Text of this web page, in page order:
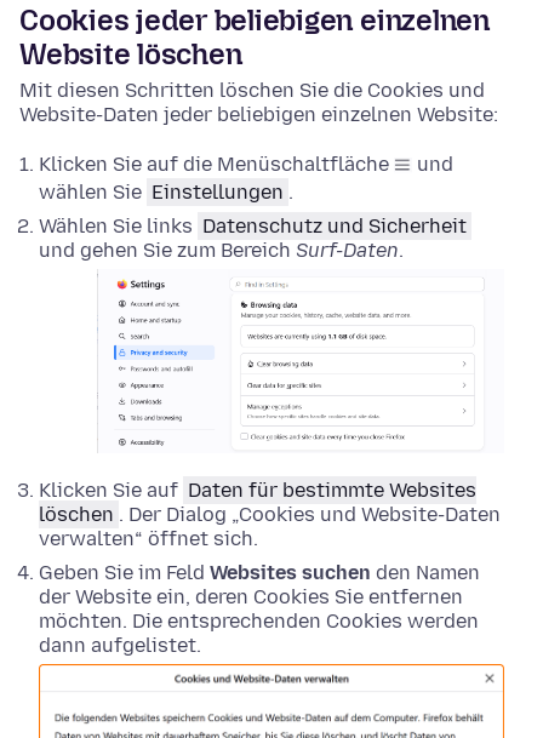
Cookies jeder beliebigen einzelnen
Website löschen
Mit diesen Schritten löschen Sie die Cookies und
Website-Daten jeder beliebigen einzelnen Website:
Klicken Sie auf die Menüschaltfläche
und
wählen Sie Einstellungen .
Wählen Sie links Datenschutz und Sicherheit
und gehen Sie zum Bereich Surf-Daten.
Klicken Sie auf Daten für bestimmte Websites
löschen . Der Dialog „Cookies und Website-Daten
verwalten“ öffnet sich.
Geben Sie im Feld Websites suchen den Namen
der Website ein, deren Cookies Sie entfernen
möchten. Die entsprechenden Cookies werden
dann aufgelistet.